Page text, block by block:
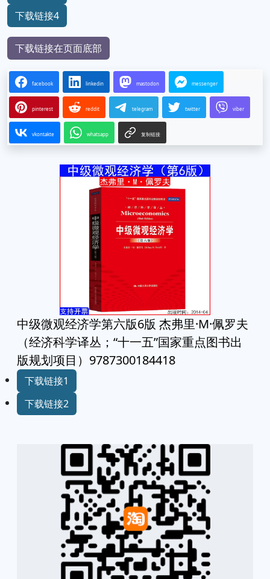
下载链接4
下载链接在页面底部
facebook linkedin mastodon messenger
pinterest reddit telegram twitter viber
vkontakte whatsapp 复制链接
中级微观经济学第六版6版 杰弗里·M·佩罗夫
（经济科学译丛；“十一五”国家重点图书出
版规划项目）9787300184418
下载链接1
下载链接2